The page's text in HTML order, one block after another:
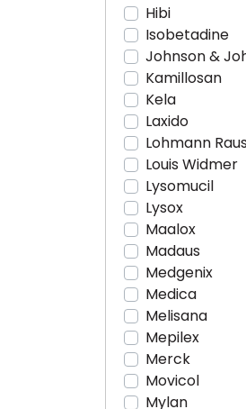
Hibi
Isobetadine
Johnson &
Kamillosan
Kela
Laxido
Lohmann
Louis Widmer
Lysomucil
Lysox
Maalox
Madaus
Medgenix
Medica
Melisana
Mepilex
Merck
Movicol
Mylan